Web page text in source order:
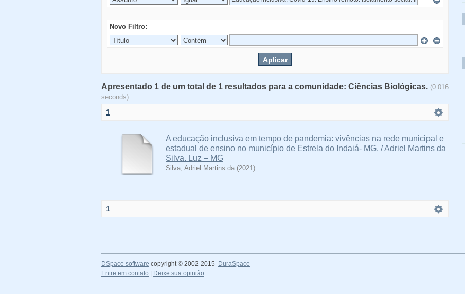
Novo Filtro:
Apresentado 1 de um total de 1 resultados para a comunidade: Ciências Biológicas. (0.016
seconds)
1
A educação inclusiva em tempo de pandemia: vivências na rede municipal e
estadual de ensino no município de Estrela do Indaiá- MG. / Adriel Martins da
Silva. Luz – MG
Silva, Adriel Martins da (2021)
1
DSpace software copyright © 2002-2015 DuraSpace
Entre em contato
Deixe sua opinião